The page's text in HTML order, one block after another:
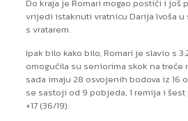
Do kraja je Romari mogao postići i još
vrijedi istaknuti vratnicu Darija Ivoša
s vratarem.
Ipak bilo kako bilo, Romari je slavio s
omogućila su seniorima skok na treće
sada imaju 28 osvojenih bodova iz 16
se sastoji od 9 pobjeda, 1 remija i
+17 (36/19).